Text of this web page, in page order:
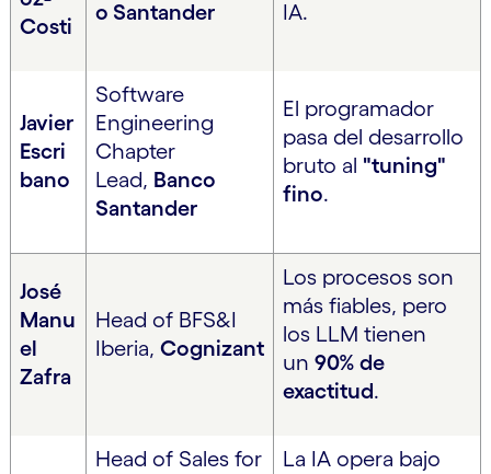
Costi
o Santander
IA.
Javier
Escri
bano
Software
Engineering
Chapter
Lead, Banco
Santander
El programador
pasa del desarrollo
bruto al "tuning"
fino.
José
Manu
el
Zafra
Head of BFS&I
Iberia, Cognizant
Los procesos son
más fiables, pero
los LLM tienen
un 90% de
exactitud.
Head of Sales for
La IA opera bajo